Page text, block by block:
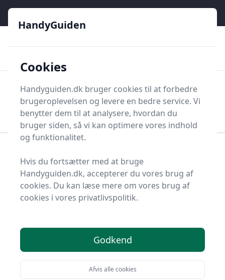
HandyGuiden
Søg nu
Søg nu
Diverse værktøj
Værktøjsdele og tilbehør
Ventiler og tilbehør
Lyddæmper
Lyddæmpere - 65 på
Velkommen til en omfattende udforskning af
lyddæmpere her på handyguiden.dk.
HandyGuiden
Cookies
Handyguiden.dk bruger cookies til at forbedre
brugeroplevelsen og levere en bedre service. Vi
benytter dem til at analysere, hvordan du
bruger siden, så vi kan optimere vores indhold
og funktionalitet.
Hvis du fortsætter med at bruge
Handyguiden.dk, accepterer du vores brug af
cookies. Du kan læse mere om vores brug af
cookies i vores privatlivspolitik.
Godkend
Afvis alle cookies